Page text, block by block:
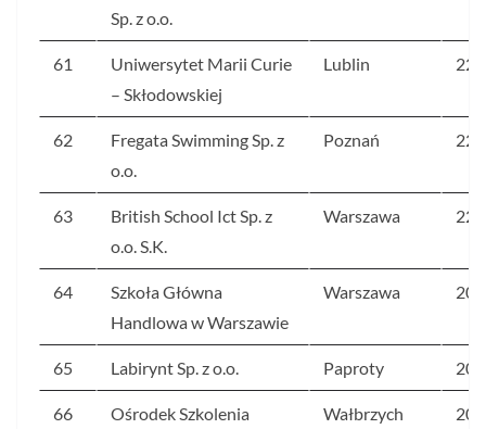
Sp. z o.o.
61
Uniwersytet Marii Curie
– Skłodowskiej
Lublin 228
62
Fregata Swimming Sp. z
o.o.
Poznań 227
63
British School Ict Sp. z
o.o. S.K.
Warszawa 224
64
Szkoła Główna
Handlowa w Warszawie
Warszawa 209
65 Labirynt Sp. z o.o. Paproty 203
66
Ośrodek Szkolenia
Wałbrzych 201